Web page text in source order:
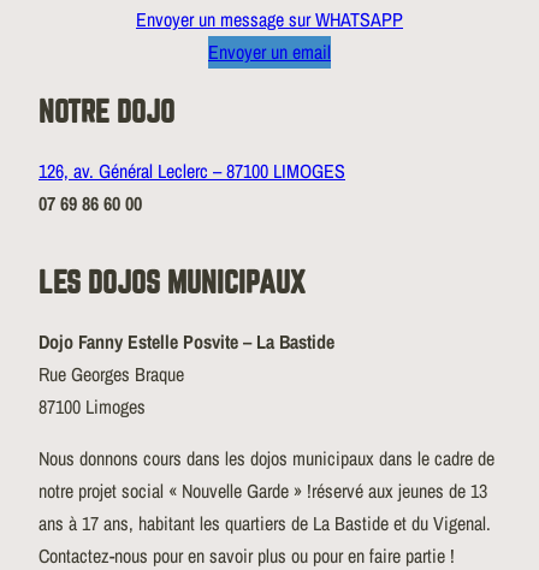
Envoyer un message sur WHATSAPP
Envoyer un email
NOTRE DOJO
126, av. Général Leclerc – 87100 LIMOGES
07 69 86 60 00
LES DOJOS MUNICIPAUX
Dojo Fanny Estelle Posvite – La Bastide
Rue Georges Braque
87100 Limoges
Nous donnons cours dans les dojos municipaux dans le cadre de
notre projet social « Nouvelle Garde » !réservé aux jeunes de 13
ans à 17 ans, habitant les quartiers de La Bastide et du Vigenal.
Contactez-nous pour en savoir plus ou pour en faire partie !